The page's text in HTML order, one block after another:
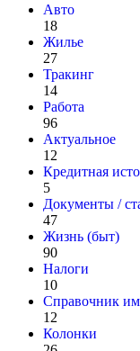
Авто
18
Жилье
27
Тракинг
14
Работа
96
Актуальное
12
Кредитная
5
Документы /
47
Жизнь (быт)
90
Налоги
10
Справочник
12
Колонки